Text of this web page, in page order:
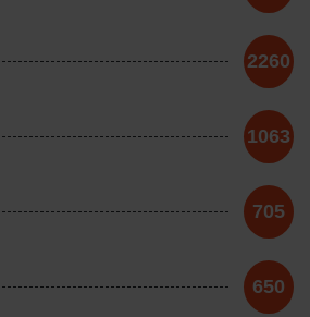
2260
1063
705
650